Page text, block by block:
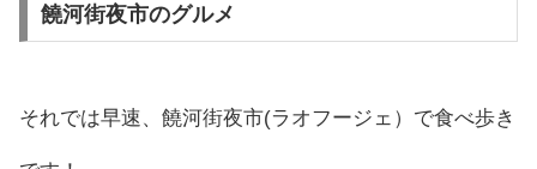
饒河街夜市のグルメ
それでは早速、饒河街夜市(ラオフージェ）で食べ歩き